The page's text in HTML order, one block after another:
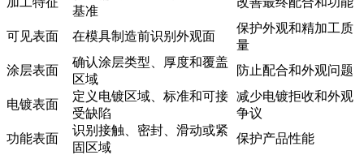
基准
可见表面 在模具制造前识别外观面
保护外观和精加工质
量
涂层表面
确认涂层类型、厚度和覆盖
区域
防止配合和外观问题
电镀表面
定义电镀区域、标准和可接
受缺陷
减少电镀拒收和外观
争议
功能表面
识别接触、密封、滑动或紧
固区域
保护产品性能